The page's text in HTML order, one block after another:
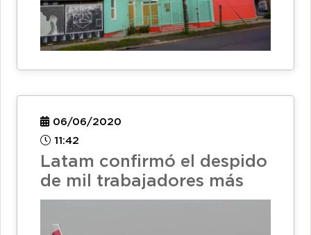
06/06/2020
11:42
Latam confirmó el despido
de mil trabajadores más